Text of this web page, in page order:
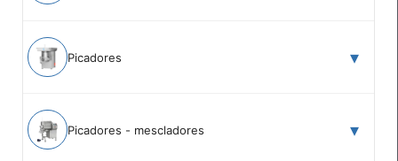
Picadores
Picadores - mescladores